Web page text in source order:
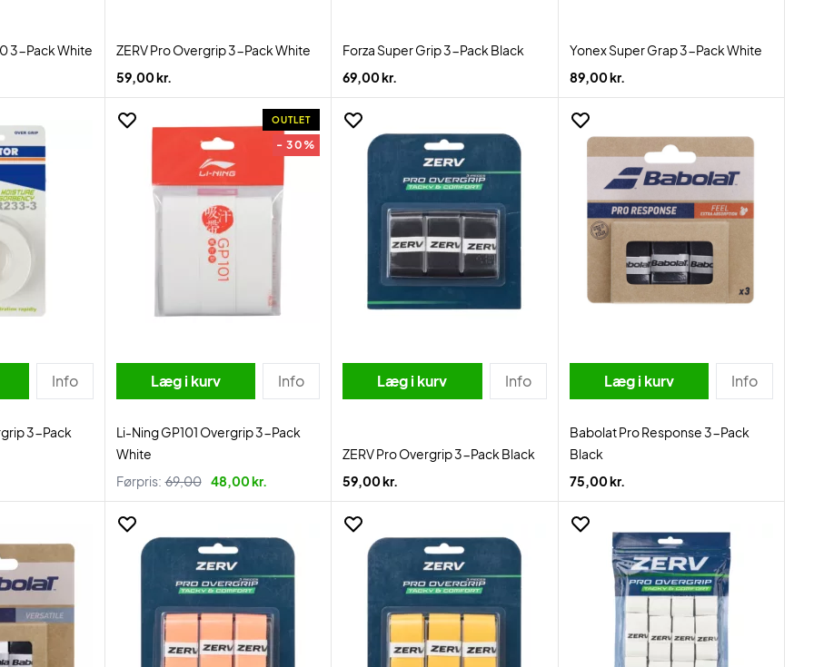
3-Pack White
ZERV Pro Overgrip 3-Pack White
59,00 kr.
Forza Super Grip 3-Pack Black
69,00 kr.
Yonex Super Grap 3-Pack White
89,00 kr.
Info
3-Pack
OUTLET
- 30%
Læg i kurv Info
Li-Ning GP101 Overgrip 3-Pack
White
Førpris: 69,00 48,00 kr.
Læg i kurv Info
ZERV Pro Overgrip 3-Pack Black
59,00 kr.
Læg i kurv Info
Babolat Pro Response 3-Pack
Black
75,00 kr.